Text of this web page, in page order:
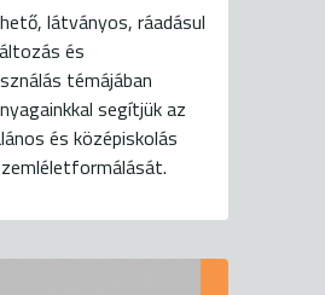
látványos, ráadásul
és
témájában
segítjük az
és középiskolás